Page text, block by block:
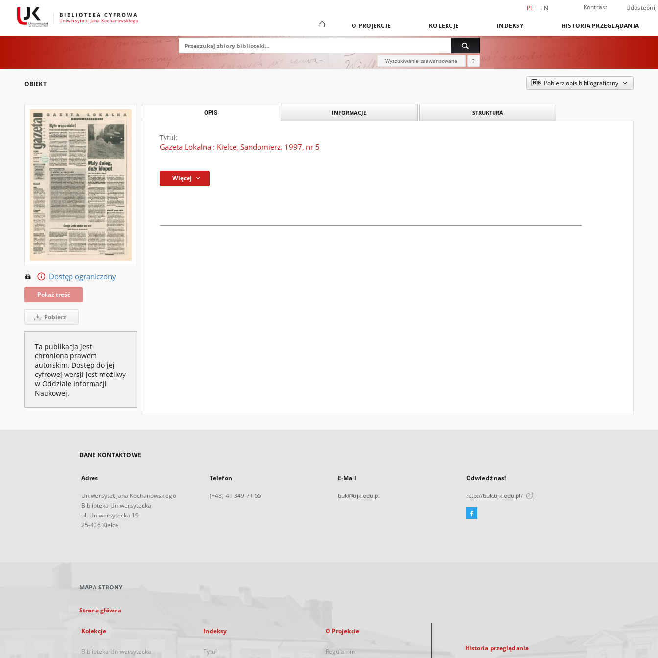
PL EN Kontrast Udostępnij
O PROJEKCIE KOLEKCJE INDEKSY HISTORIA PRZEGLĄDANIA
Wyszukiwanie zaawansowane ?
OBIEKT Pobierz opis bibliograficzny
Dostęp ograniczony
Pokaż treść
Pobierz
Ta publikacja jest
chroniona prawem
autorskim. Dostęp do jej
cyfrowej wersji jest możliwy
w Oddziale Informacji
Naukowej.
OPIS INFORMACJE STRUKTURA
Tytuł:
Gazeta Lokalna : Kielce, Sandomierz. 1997, nr 5
Więcej
DANE KONTAKTOWE
Adres
Uniwersytet Jana Kochanowskiego
Biblioteka Uniwersytecka
ul. Uniwersytecka 19
25-406 Kielce
Telefon
(+48) 41 349 71 55
E-Mail
buk@ujk.edu.pl
Odwiedź nas!
http://buk.ujk.edu.pl/
Facebook
MAPA STRONY
Strona główna
Kolekcje
Biblioteka Uniwersytecka
Indeksy
Tytuł
O Projekcie
Regulamin Historia przeglądania